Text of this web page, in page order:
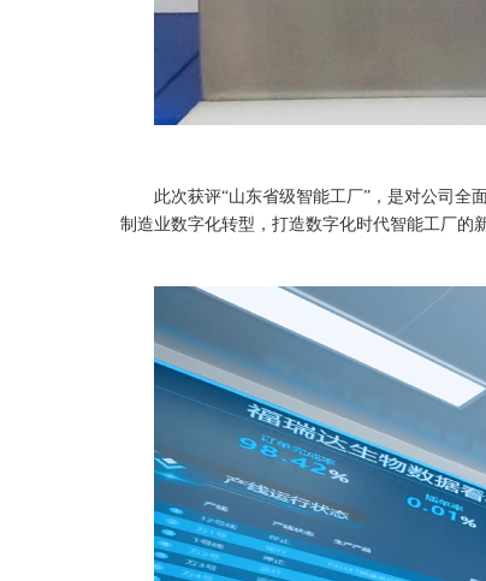
此次获评“山东省级智能工厂”，是对公司全面
制造业数字化转型，打造数字化时代智能工厂的